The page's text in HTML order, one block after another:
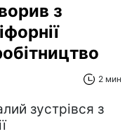
з
2 мин
зустрівся з